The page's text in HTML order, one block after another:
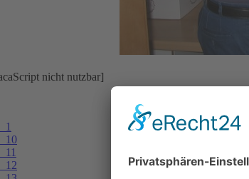
nicht nutzbar]